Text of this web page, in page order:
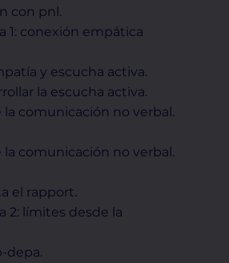
con pnl.
1: conexión empática
y escucha activa.
la escucha activa.
la comunicación no verbal.
la comunicación no verbal.
el rapport.
2: límites desde la
depa.